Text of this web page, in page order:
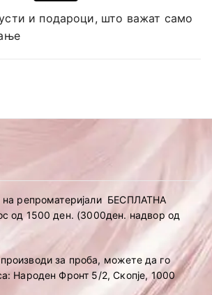
и подароци, што важат само
на репроматеријали БЕСПЛАТНА
од 1500 ден. (3000ден. надвор од
за проба, можете да го
Народен Фронт 5/2, Скопје, 1000